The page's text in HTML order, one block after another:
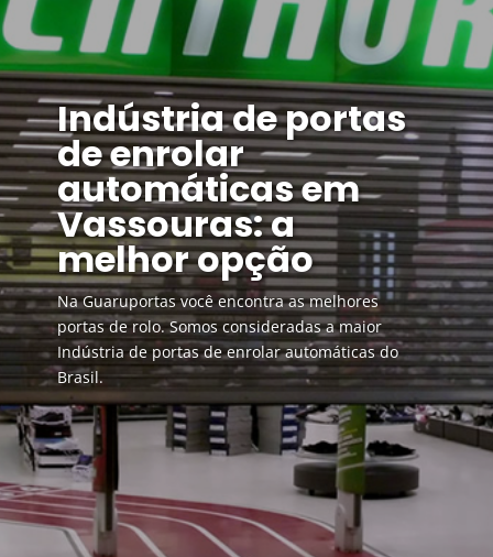
Indústria de portas
de enrolar
automáticas em
Vassouras: a
melhor opção
Na Guaruportas você encontra as melhores
portas de rolo. Somos consideradas a maior
Indústria de portas de enrolar automáticas do
Brasil.